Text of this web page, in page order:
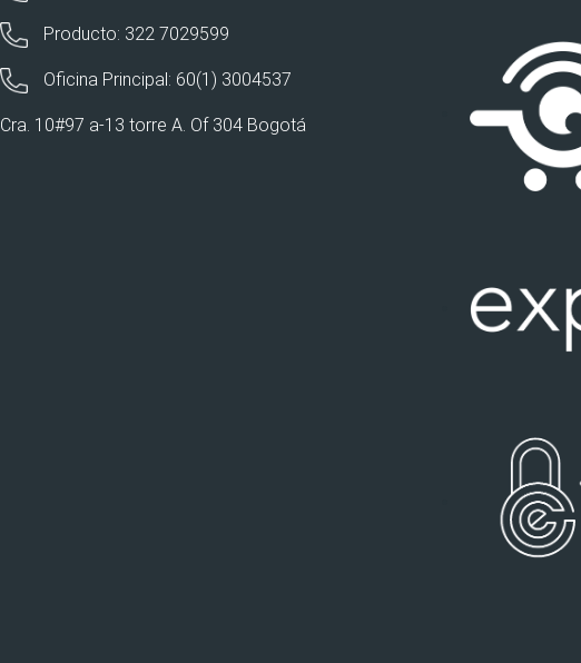
Producto: 322 7029599
Oficina Principal: 60(1) 3004537
Cra. 10#97 a-13 torre A. Of 304 Bogotá